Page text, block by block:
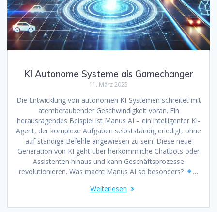
KI Autonome Systeme als Gamechanger
11. März 2025
Die Entwicklung von autonomen KI-Systemen schreitet mit
atemberaubender Geschwindigkeit voran. Ein
herausragendes Beispiel ist Manus AI – ein intelligenter KI-
Agent, der komplexe Aufgaben selbstständig erledigt, ohne
auf ständige Befehle angewiesen zu sein. Diese neue
Generation von KI geht über herkömmliche Chatbots oder
Assistenten hinaus und kann Geschäftsprozesse
revolutionieren. Was macht Manus AI so besonders?
…
Weiterlesen